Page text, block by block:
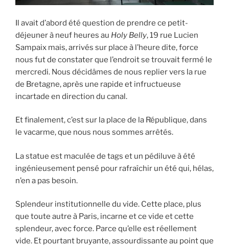
Il avait d’abord été question de prendre ce petit-
déjeuner à neuf heures au Holy Belly, 19 rue Lucien
Sampaix mais, arrivés sur place à l’heure dite, force
nous fut de constater que l’endroit se trouvait fermé le
mercredi. Nous décidâmes de nous replier vers la rue
de Bretagne, après une rapide et infructueuse
incartade en direction du canal.
Et finalement, c’est sur la place de la République, dans
le vacarme, que nous nous sommes arrêtés.
La statue est maculée de tags et un pédiluve à été
ingénieusement pensé pour rafraîchir un été qui, hélas,
n’en a pas besoin.
Splendeur institutionnelle du vide. Cette place, plus
que toute autre à Paris, incarne et ce vide et cette
splendeur, avec force. Parce qu’elle est réellement
vide. Et pourtant bruyante, assourdissante au point que